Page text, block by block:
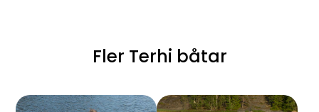
Fler Terhi båtar